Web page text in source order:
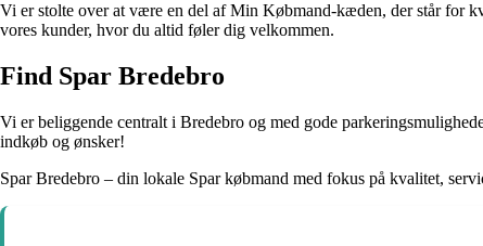
Vi er stolte over at være en del af Min Købmand-kæden, der står for
vores kunder, hvor du altid føler dig velkommen.
Find Spar Bredebro
Vi er beliggende centralt i Bredebro og med gode
indkøb og ønsker!
Spar Bredebro – din lokale Spar købmand med fokus på kvalitet,